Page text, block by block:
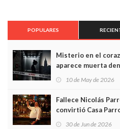
POPULARES
Misterio en el
aparece muerta
edificio y las
10 de May de 2026
Fallece Nicolás
convirtió Casa
Asturias en Madrid
30 de Jun de 2026